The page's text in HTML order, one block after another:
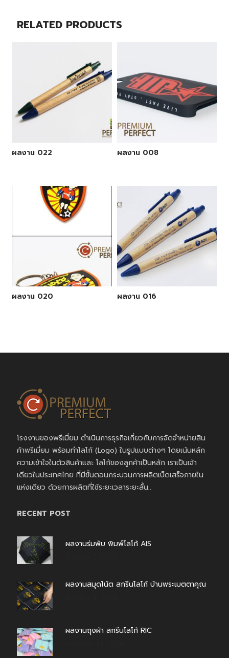
RELATED PRODUCTS
ผลงาน 022 ผลงาน 008
ผลงาน 020 ผลงาน 016
โรงงานของพรีเมี่ยม ดำเนินการธุรกิจเกี่ยวกับการจัดจำหน่ายสิน
ค้าพรีเมี่ยม พร้อมทำโลโก้ (Logo) ในรูปแบบต่างๆ โดยเน้นหลัก
ความเข้าใจในตัวสินค้าและ โลโก้ของลูกค้าเป็นหลัก เราเป็นเจ้า
เดียวในประเทศไทย ที่มีขั้นตอนกระบวนการผลิตเบ็ดเสร็จภายใน
แห่งเดียว ด้วยการผลิตที่ใช้ระยะเวลาระยะสั้น..
RECENT POST
ผลงานร่มพับ พิมพ์โลโก้ AIS
ผลงานสมุดโน้ต สกรีนโลโก้ บ้านพระเมตตาคุณ
ผลงานถุงผ้า สกรีนโลโก้ RIC